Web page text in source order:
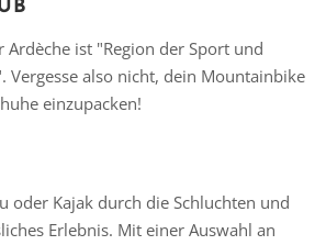
Ardèche ist "Region der Sport und
Vergesse also nicht, dein Mountainbike
einzupacken!
oder Kajak durch die Schluchten und
Erlebnis. Mit einer Auswahl an